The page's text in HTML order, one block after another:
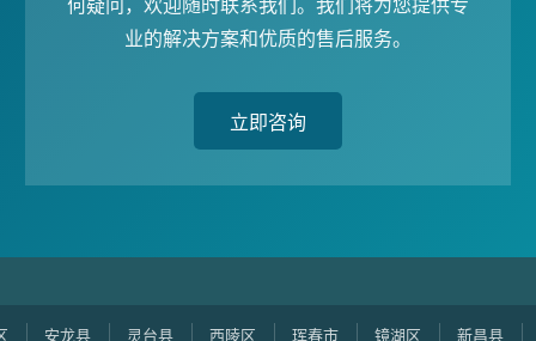
何疑问，欢迎随时联系我们。我们将为您提供专
业的解决方案和优质的售后服务。
立即咨询
安龙县 灵台县 西陵区 珲春市 镜湖区 新昌县